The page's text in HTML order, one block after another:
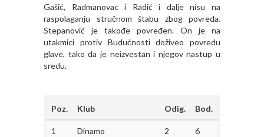
Gašić, Radmanovac i Radić i dalje nisu na
raspolaganju stručnom štabu zbog povreda.
Stepanović je takođe povređen. On je na
utakmici protiv Budućnosti doživeo povredu
glave, tako da je neizvestan i njegov nastup u
sredu.
Poz. Klub Odig. Bod.
1 Dinamo 2 6